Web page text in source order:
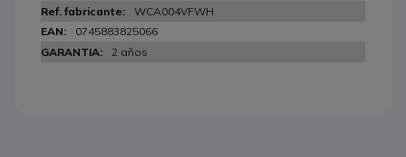
WCA004VFWH
0745883825066
2 años